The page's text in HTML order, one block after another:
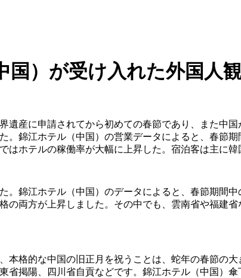
国）が受け入れた外国人
遺産に申請されてから初めての春節であり、また中
。錦江ホテル（中国）の営業データによると、春節
はホテルの稼働率が大幅に上昇した。宿泊客は主に
。錦江ホテル（中国）のデータによると、春節期間
の両方が上昇しました。その中でも、雲南省や福建
本格的な中国の旧正月を祝うことは、蛇年の春節の
省掲陽、四川省自貢などです。錦江ホテル（中国）